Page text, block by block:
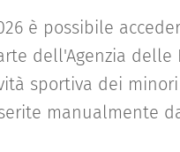
è possibile
dell'Agenzia
sportiva dei minori
manualmente